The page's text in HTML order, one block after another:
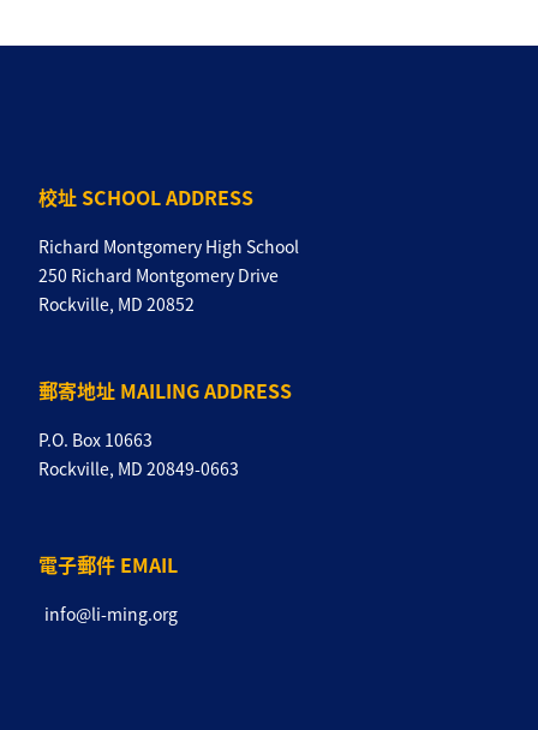
校址 SCHOOL ADDRESS
Richard Montgomery High School
250 Richard Montgomery Drive
Rockville, MD 20852
郵寄地址 MAILING ADDRESS
P.O. Box 10663
Rockville, MD 20849-0663
電子郵件 EMAIL
info@li-ming.org